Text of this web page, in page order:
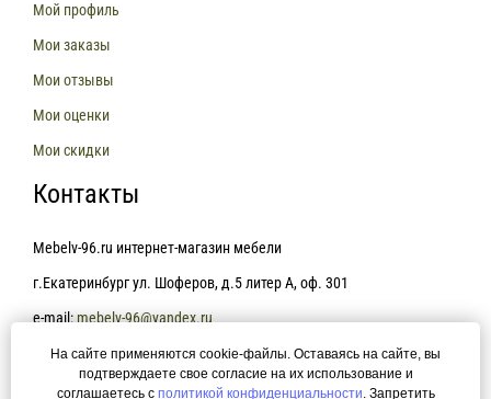
Мой профиль
Мои заказы
Мои отзывы
Мои оценки
Мои скидки
Контакты
Mebelv-96.ru интернет-магазин мебели
г.Екатеринбург ул. Шоферов, д.5 литер А, оф. 301
e-mail:mebelv-96@yandex.ru
+7(343)361-81-78
На сайте применяются cookie-файлы. Оставаясь на сайте, вы
подтверждаете свое согласие на их использование и
соглашаетесь с политикой конфиденциальности. Запретить